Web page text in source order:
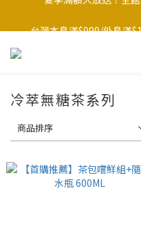
冷萃無糖茶系列
商品排序